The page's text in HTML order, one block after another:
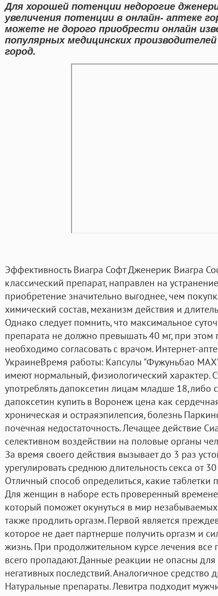
Для хорошей потенции недорогие
увеличения потенции в онлайн- аптеке
можете не дорого приобрести онлайн
популярных медицинских
город.
Эффективность Виагра Софт Дженерик Виагра
классический препарат, направлен на
приобретение значительно выгоднее, чем
химический состав, механизм действия и
Однако следует помнить, что максимальное
препарата не должно превышать 40 мг, при
необходимо согласовать с врачом. Интернет-
УкраинеВремя работы: Капсулы "Фужуньбао
имеют нормальный, физиологический характер.
употреблять дапоксетин лицам младше 18,либо
дапоксетин купить в Воронеж цена как
хроническая и остраяэпилепсия, болезнь
почечная недостаточность. Лечащее действие
селективном воздействии на половые органы
За время своего действия вызывает до 3 раз
урегулировать среднюю длительность секса от
Отличный способ определиться, какие
Для женщин в наборе есть проверенный
который поможет окунуться в мир
также продлить оргазм. Первой является
которое не дает партнерше получить оргазм и
жизнь. При продолжительном курсе лечения
всего пропадают. Данные реакции не опасны
негативных последствий. Аналогичное средство
Натуральные препараты. Левитра подходит